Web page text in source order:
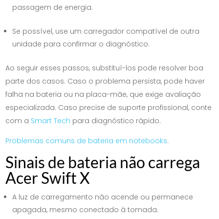
passagem de energia.
Se possível, use um carregador compatível de outra
unidade para confirmar o diagnóstico.
Ao seguir esses passos, substituí-los pode resolver boa
parte dos casos. Caso o problema persista, pode haver
falha na bateria ou na placa-mãe, que exige avaliação
especializada. Caso precise de suporte profissional, conte
com a Smart Tech para diagnóstico rápido.
Problemas comuns de bateria em notebooks.
Sinais de bateria não carrega
Acer Swift X
A luz de carregamento não acende ou permanece
apagada, mesmo conectado à tomada.